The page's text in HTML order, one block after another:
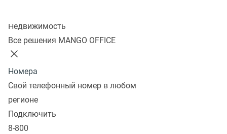
Недвижимость
Все решения MANGO OFFICE
Номера
Свой телефонный номер в любом
регионе
Подключить
8-800
рассылкиРаспределение звонков
Интеграция с ОПДкРКАвтоинформатор
Автосекретарь
возможности ВАТС
Контакт-центр
Омниканальный контакт-центр
Омниканальные коммуникации
персоналом